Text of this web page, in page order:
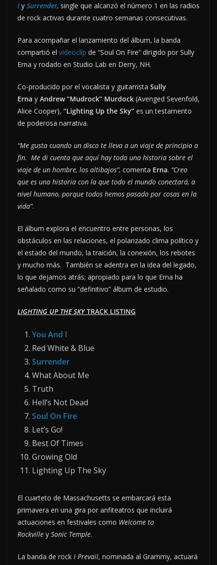
I y Surrender, single que alcanzó el número 1 en las radios
de rock activas durante cuatro semanas consecutivas.
Para acompañar el lanzamiento del álbum, la banda
compartió el videoclip de “Soul On Fire” dirigido por Sully
Erna y rodado en Studio Lab en Derry, NH.
Co-producido por el vocalista y guitarrista Sully
Erna y Andrew “Mudrock” Murdock (Avenged Sevenfold,
Alice Cooper), “Lighting Up the Sky” es un testamento
de poderosa narrativa.
“Me gusta cuando un disco te lleva a un viaje de principio a
fin. Me di cuenta que aquí hay toda una historia sobre el
viaje de un hombre, los altibajos”, comenta Erna. “Creo
que es una historia con la que todo el mundo conectará, a
nivel humano, porque todos hemos pasado por cosas en la
vida”.
El álbum explora el encuentro entre personas, los
obstáculos en las relaciones, el polarizado clima político y
el estado del mundo, la traición, la conexión, los rebotes
y mucho más. También se adentra en la idea del legado,
lo que dejamos atrás; apropiado para lo que Erna ha
señalado como su “definitivo” álbum de estudio.
LIGHTING UP THE SKYTRACK LISTING
You And I
Red White & Blue
Surrender
What About Me
Truth
Hell’s Not Dead
Soul On Fire
Let’s Go!
Best Of Times
Growing Old
Lighting Up The Sky
El cuarteto de Massachusetts se embarcará esta
primavera en una gira por anfiteatros que incluirá
actuaciones en festivales como Welcome to
Rockville y Sonic Temple.
La banda de rock I Prevail, nominada al Grammy, actuará